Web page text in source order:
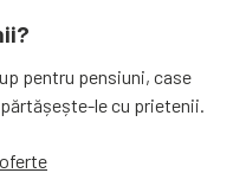
pentru pensiuni, case
le cu prietenii.